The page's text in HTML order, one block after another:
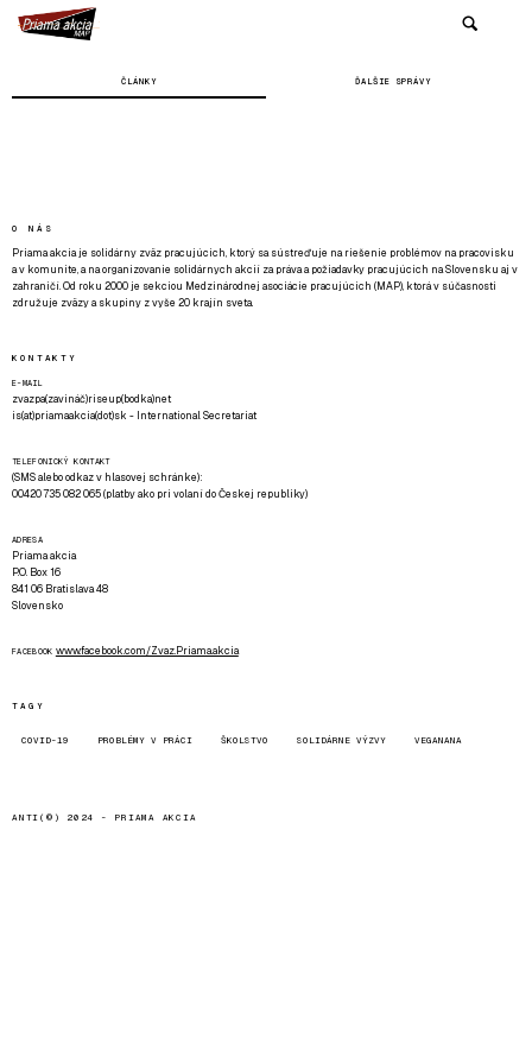
ČLÁNKY ĎALŠIE SPRÁVY
O NÁS
Priama akcia je solidárny zväz pracujúcich, ktorý sa sústreďuje na riešenie problémov na pracovisku
a v komunite, a na organizovanie solidárnych akcií za práva a požiadavky pracujúcich na Slovensku aj v
zahraničí. Od roku 2000 je sekciou Medzinárodnej asociácie pracujúcich (MAP), ktorá v súčasnosti
združuje zväzy a skupiny z vyše 20 krajín sveta.
KONTAKTY
E-MAIL
zvazpa(zavináč)riseup(bodka)net
is(at)priamaakcia(dot)sk - International Secretariat
TELEFONICKÝ KONTAKT
(SMS alebo odkaz v hlasovej schránke):
00420 735 082 065 (platby ako pri volaní do Českej republiky)
ADRESA
Priama akcia
P.O. Box 16
841 06 Bratislava 48
Slovensko
FACEBOOK www.facebook.com/Zvaz.Priama.akcia
TAGY
COVID-19 PROBLÉMY V PRÁCI ŠKOLSTVO SOLIDÁRNE VÝZVY VEGANANA
ANTI(©) 2024 - PRIAMA AKCIA